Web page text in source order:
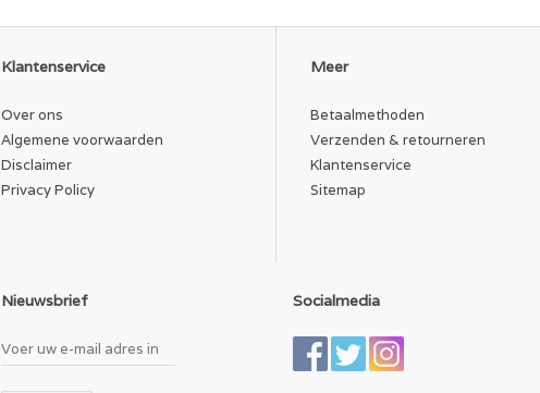
Klantenservice
Over ons
Algemene voorwaarden
Disclaimer
Privacy Policy
Meer
Betaalmethoden
Verzenden & retourneren
Klantenservice
Sitemap
Nieuwsbrief Socialmedia